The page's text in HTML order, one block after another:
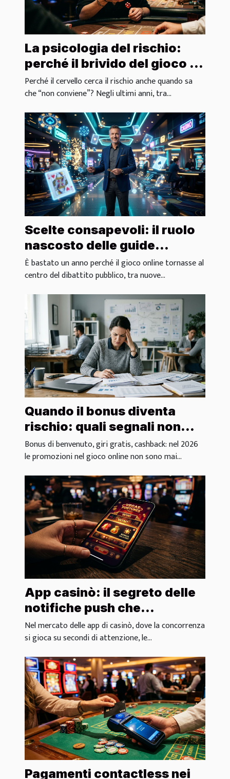
La psicologia del rischio:
perché il brivido del gioco è
irresistibile
Perché il cervello cerca il rischio anche quando sa
che “non conviene”? Negli ultimi anni, tra...
Scelte consapevoli: il ruolo
nascosto delle guide
affidabili nei casinò digitali
È bastato un anno perché il gioco online tornasse al
centro del dibattito pubblico, tra nuove...
Quando il bonus diventa
rischio: quali segnali non
ignorare
Bonus di benvenuto, giri gratis, cashback: nel 2026
le promozioni nel gioco online non sono mai...
App casinò: il segreto delle
notifiche push che
aumentano l’engagement
Nel mercato delle app di casinò, dove la concorrenza
si gioca su secondi di attenzione, le...
Pagamenti contactless nei